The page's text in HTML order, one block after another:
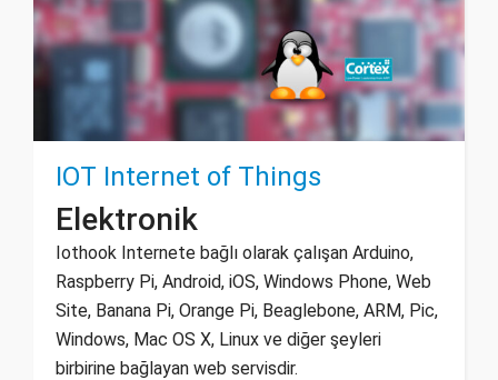
IOT Internet of Things
Elektronik
Iothook Internete bağlı olarak çalışan Arduino,
Raspberry Pi, Android, iOS, Windows Phone, Web
Site, Banana Pi, Orange Pi, Beaglebone, ARM, Pic,
Windows, Mac OS X, Linux ve diğer şeyleri
birbirine bağlayan web servisdir.